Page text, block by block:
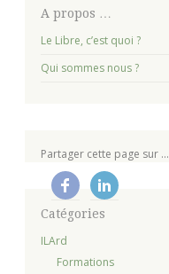
A propos …
Le Libre, c’est quoi ?
Qui sommes nous ?
Partager cette page sur ...
Catégories
ILArd
Formations